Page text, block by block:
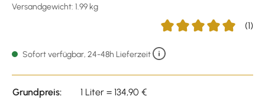
Versandgewicht: 1.99 kg
(1)
Sofort verfügbar, 24-48h Lieferzeit
Grundpreis:
1 Liter = 134,90 €